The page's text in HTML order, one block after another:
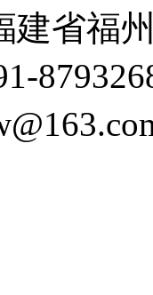
建省福